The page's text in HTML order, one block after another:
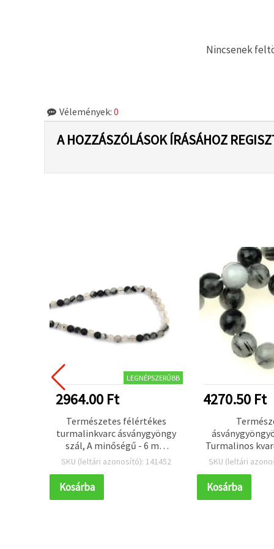
Nincsenek
Vélemények: 0
A HOZZÁSZÓLÁSOK ÍRÁSÁHOZ
LEGNÉPSZERŰBB
2964.00 Ft
Természetes félértékes
turmalinkvarc ásványgyöngy
szál, A minőségű - 6 mm
kerek, kb. 67 szem,
ékszerkészítéshez,
karkötőkhöz és
nyakláncokhoz
SKU (leltári azonosító): 141452
Kosárba
4270.50 Ft
Turmalinos
kerek, 10
SKU (leltári
Kosárba